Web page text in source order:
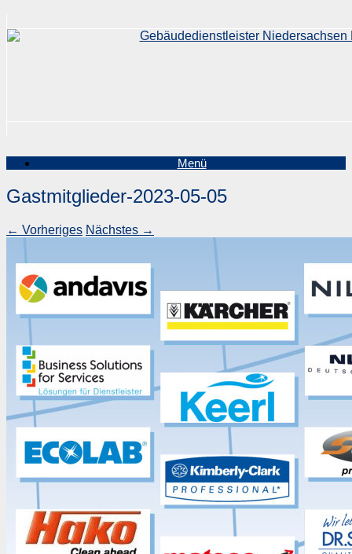
Inhalt
springen
Menü
Gastmitglieder-2023-05-05
← Vorheriges Nächstes →